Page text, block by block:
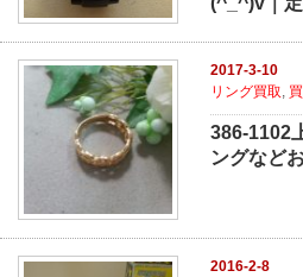
2017-3-10
リング買取
386-1102
ングなど
2016-2-8